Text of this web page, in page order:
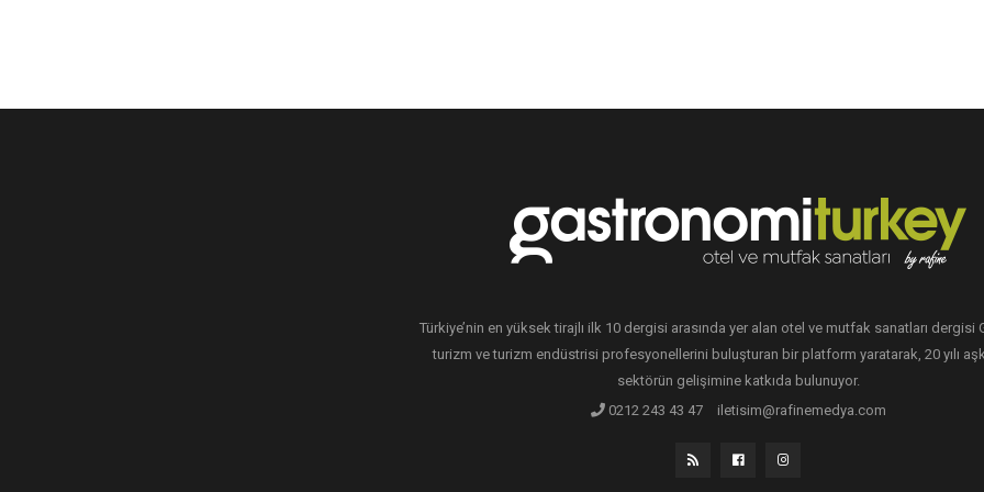
Türkiye’nin en yüksek tirajlı ilk 10 dergisi arasında yer alan otel ve mutfak sanatları dergisi
turizm ve turizm endüstrisi profesyonellerini buluşturan bir platform yaratarak, 20 yılı
sektörün gelişimine katkıda bulunuyor.
0212 243 43 47
iletisim@rafinemedya.com